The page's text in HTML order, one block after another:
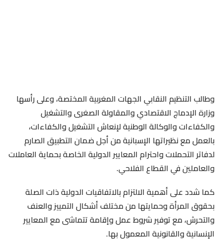
وطالب التنظيم النقابي الجهات المغربية المختصة، وعلى رأسها
وزارة الإدماج الاقتصادي والمقاولة الصغرى والتشغيل
والكفاءات والوكالة الوطنية لإنعاش التشغيل والكفاءات،
بالعمل مع نظيراتها الإسبانية من أجل ضمان التطبيق الصارم
لدفاتر التحملات واحترام المعايير الدولية الخاصة بحماية العاملات
والعاملين في القطاع الفلاحي.
كما شدد على أهمية الالتزام بالاتفاقيات الدولية ذات الصلة
بحقوق المرأة وحمايتها من مختلف أشكال التمييز والعنف
والتحرش، مع توفير شروط عمل وإقامة تتماشى مع المعايير
الإنسانية والقانونية المعمول بها.